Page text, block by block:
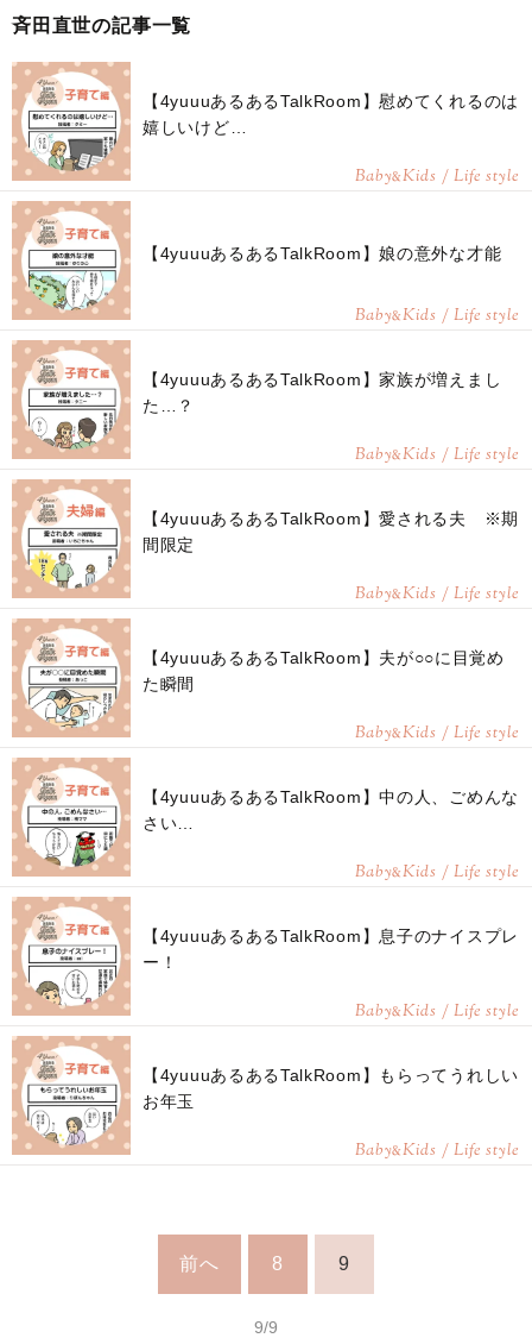
斉田直世の記事一覧
【4yuuuあるあるTalkRoom】慰めてくれるのは
嬉しいけど…
Baby&Kids / Life style
【4yuuuあるあるTalkRoom】娘の意外な才能
Baby&Kids / Life style
【4yuuuあるあるTalkRoom】家族が増えまし
た…？
Baby&Kids / Life style
【4yuuuあるあるTalkRoom】愛される夫 ※期
間限定
Baby&Kids / Life style
【4yuuuあるあるTalkRoom】夫が○○に目覚め
た瞬間
Baby&Kids / Life style
【4yuuuあるあるTalkRoom】中の人、ごめんな
さい…
Baby&Kids / Life style
【4yuuuあるあるTalkRoom】息子のナイスプレ
ー！
Baby&Kids / Life style
【4yuuuあるあるTalkRoom】もらってうれしい
お年玉
Baby&Kids / Life style
前へ 8 9
9/9